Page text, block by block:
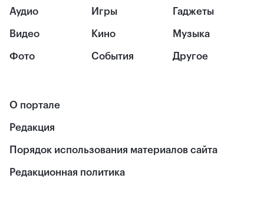
Аудио
Видео
Фото
Игры
Кино
События
Гаджеты
Музыка
Другое
О портале
Редакция
Порядок использования материалов сайта
Редакционная политика